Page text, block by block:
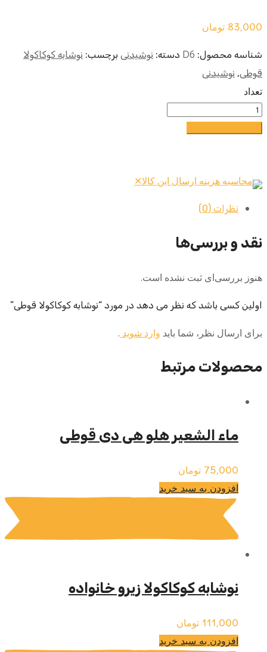
83,000 تومان
شناسه محصول: D6 دسته: نوشیدنی برچسب: نوشابه کوکاکولا
قوطی, نوشیدنی
تعداد
محاسبه هزینه ارسال این کالا✕
نظرات (0)
نقد و بررسی‌ها
هنوز بررسی‌ای ثبت نشده است.
اولین کسی باشد که نظر می دهد در مورد “نوشابه کوکاکولا قوطی”
برای ارسال نظر، شما باید وارد شوید .
محصولات مرتبط
ماء الشعیر هلو هی دی قوطی
75,000 تومان
افزودن به سبد خرید
نوشابه کوکاکولا زیرو خانواده
111,000 تومان
افزودن به سبد خرید